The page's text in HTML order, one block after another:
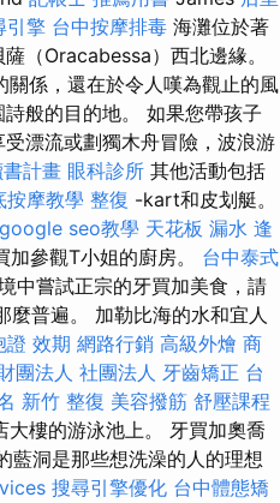
引擎 台中按摩排毒 海灘位於著
（Oracabessa）西北邊緣。
關係，還在於令人嘆為觀止的風
般的目的地。 如果您帶孩子
漂流或劃獨木舟冒險，波浪游
計畫 眼科診所 其他活動包括
按摩教學 整復 -kart和皮划艇。
google seo教學 天花板 漏水 逢
參觀T小姐的廚房。 台中泰式
中嘗試正宗的牙買加美食，請
麼普遍。 加勒比海的水和宜人
證 效期 網路行銷 高級外燴 商
團法人 社團法人 牙齒矯正 台
新竹 整復 美容撥筋 舒壓課程
樓的游泳池上。 牙買加奧喬
藍洞是那些想洗澡的人的理想
搜尋引擎優化 台中體態矯